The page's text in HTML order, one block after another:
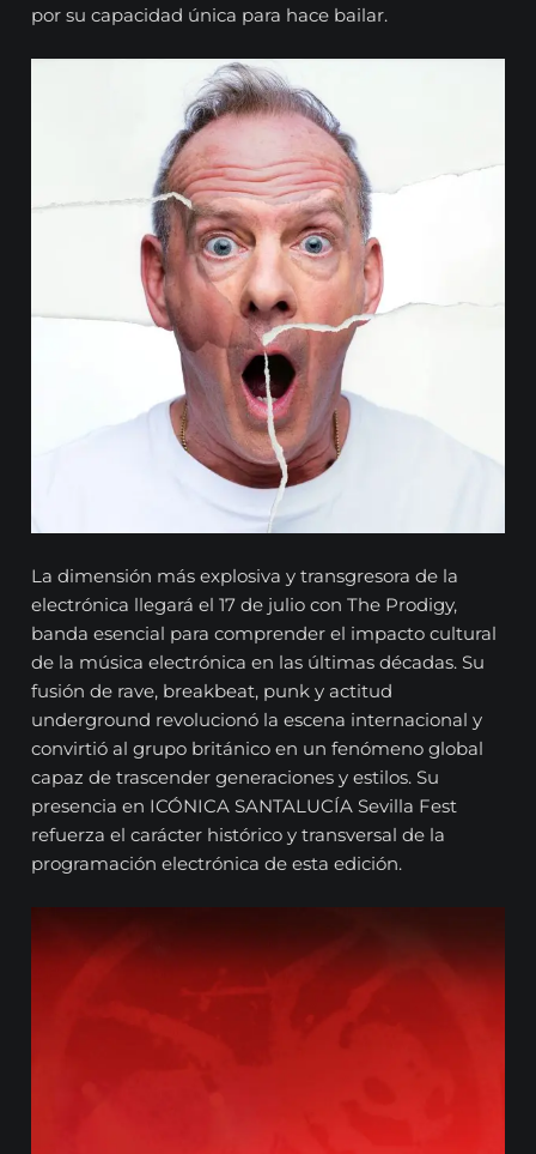
por su capacidad única para hace bailar.
La dimensión más explosiva y transgresora de la
electrónica llegará el 17 de julio con The Prodigy,
banda esencial para comprender el impacto cultural
de la música electrónica en las últimas décadas. Su
fusión de rave, breakbeat, punk y actitud
underground revolucionó la escena internacional y
convirtió al grupo británico en un fenómeno global
capaz de trascender generaciones y estilos. Su
presencia en ICÓNICA SANTALUCÍA Sevilla Fest
refuerza el carácter histórico y transversal de la
programación electrónica de esta edición.